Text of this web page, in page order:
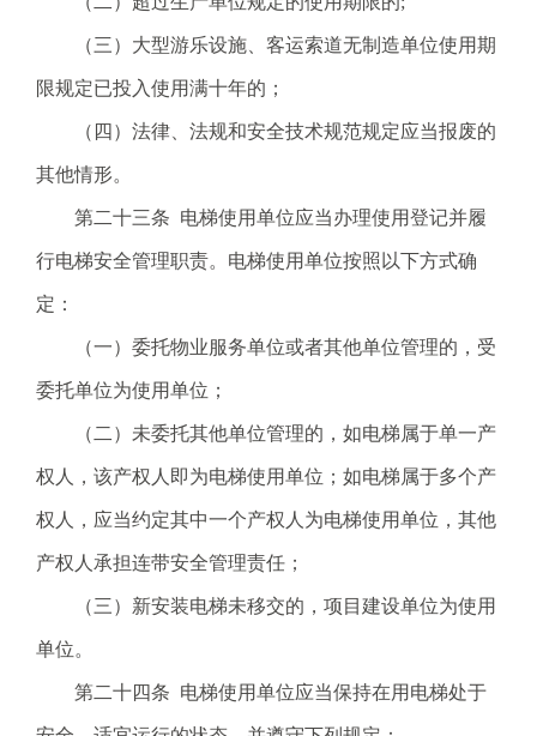
（三）大型游乐设施、客运索道无制造单位使用期
限规定已投入使用满十年的；
（四）法律、法规和安全技术规范规定应当报废的
其他情形。
第二十三条 电梯使用单位应当办理使用登记并履
行电梯安全管理职责。电梯使用单位按照以下方式确
定：
（一）委托物业服务单位或者其他单位管理的，受
委托单位为使用单位；
（二）未委托其他单位管理的，如电梯属于单一产
权人，该产权人即为电梯使用单位；如电梯属于多个产
权人，应当约定其中一个产权人为电梯使用单位，其他
产权人承担连带安全管理责任；
（三）新安装电梯未移交的，项目建设单位为使用
单位。
第二十四条 电梯使用单位应当保持在用电梯处于